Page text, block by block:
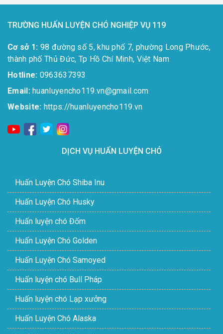
TRƯỜNG HUẤN LUYỆN CHÓ NGHIỆP VỤ 119
Cơ sở 1: 98 đường số 5, khu phố 7, phường Long Phước,
thành phố Thủ Đức, Tp Hồ Chí Minh, Việt Nam
Hotline: 0963637393​
Email:huanluyencho119.vn@gmail.com
Website: https://huanluyencho119.vn
DỊCH VỤ HUẤN LUYỆN CHÓ
Huấn Luyện Chó Shiba Inu
Huấn Luyện Chó Husky
Huấn luyện chó Đốm
Huấn Luyện Chó Golden
Huấn Luyện Chó Samoyed
Huấn luyện chó Bull Pháp
Huấn luyện chó Lạp xưởng
Huấn Luyện Chó Alaska